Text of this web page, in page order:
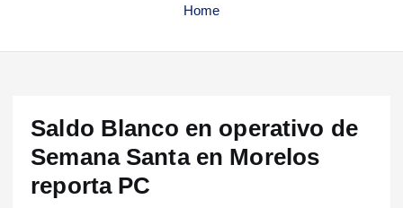
Home
Saldo Blanco en operativo de
Semana Santa en Morelos
reporta PC